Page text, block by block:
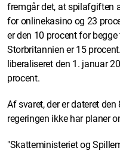
fremgår det, at spilafgiften
for onlinekasino og 23
er den 10 procent for
Storbritannien er 15
liberaliseret den 1. januar
procent.
Af svaret, der er dateret
regeringen ikke har planer
"Skatteministeriet og